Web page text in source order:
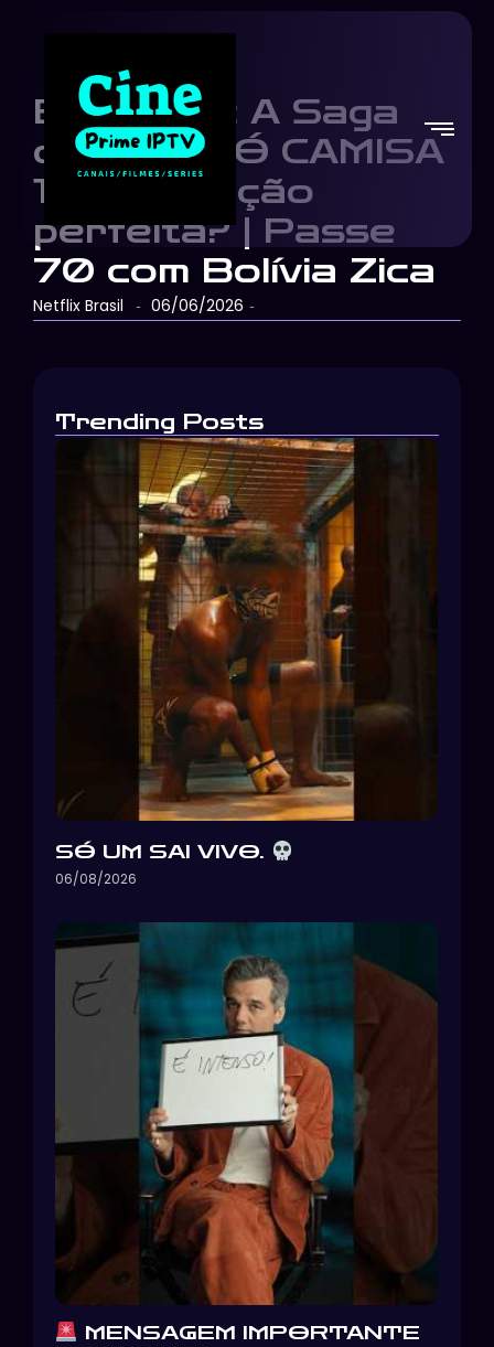
Brasil 70: A Saga
do Tri – SÓ CAMISA
10! A Seleção
perfeita? | Passe
70 com Bolívia Zica
Netflix Brasil - 06/06/2026 -
Trending Posts
SÓ UM SAI VIVO.
06/08/2026
MENSAGEM IMPORTANTE